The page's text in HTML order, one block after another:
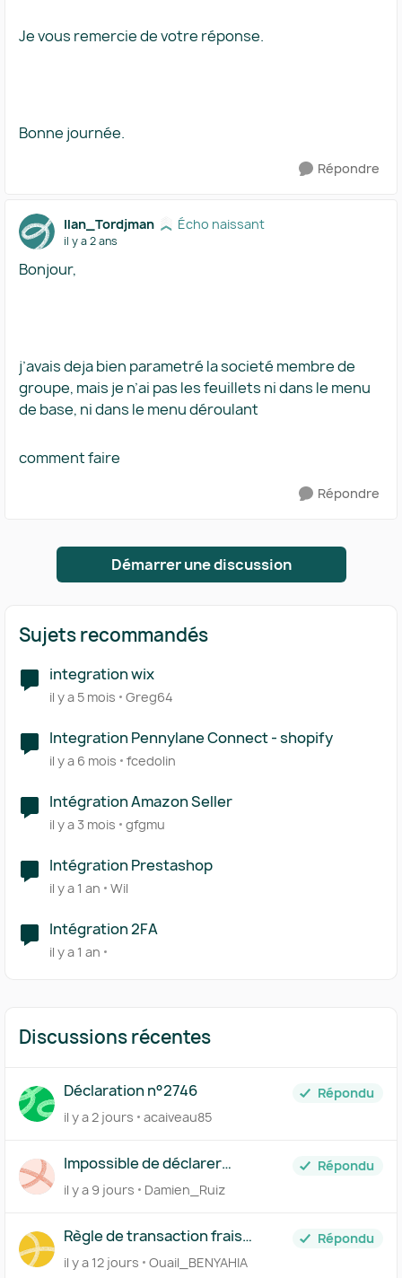
Je vous remercie de votre réponse.
Bonne journée.
Répondre
Ilan_Tordjman Écho naissant
il y a 2 ans
Bonjour,
j’avais deja bien parametré la societé membre de
groupe, mais je n’ai pas les feuillets ni dans le menu
de base, ni dans le menu déroulant
comment faire
Répondre
Démarrer une discussion
Sujets recommandés
integration wix
il y a 5 mois Greg64
Integration Pennylane Connect - shopify
il y a 6 mois fcedolin
Intégration Amazon Seller
il y a 3 mois gfgmu
Intégration Prestashop
il y a 1 an Wil
Intégration 2FA
il y a 1 an
Discussions récentes
Déclaration n°2746
Répondu
il y a 2 jours
acaiveau85
Impossible de déclarer
l'acompte de TVA du mois de
juillet à néant
Répondu
il y a 9 jours
Damien_Ruiz
Règle de transaction frais
bancaires
Répondu
il y a 12 jours
Ouail_BENYAHIA